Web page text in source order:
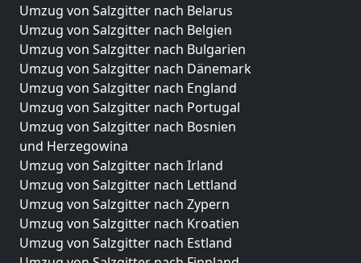
Umzug von Salzgitter nach Belarus
Umzug von Salzgitter nach Belgien
Umzug von Salzgitter nach Bulgarien
Umzug von Salzgitter nach Dänemark
Umzug von Salzgitter nach England
Umzug von Salzgitter nach Portugal
Umzug von Salzgitter nach Bosnien
und Herzegowina
Umzug von Salzgitter nach Irland
Umzug von Salzgitter nach Lettland
Umzug von Salzgitter nach Zypern
Umzug von Salzgitter nach Kroatien
Umzug von Salzgitter nach Estland